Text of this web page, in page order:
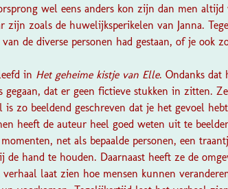
wel eens anders kon zijn dan men altijd
zijn zoals de huwelijksperikelen van Janna.
de diverse personen had gestaan, of je ook
in Het geheime kistje van Elle. Ondanks dat
dat er geen fictieve stukken in zitten.
zo beeldend geschreven dat je het gevoel
heeft de auteur heel goed weten uit te
net als bepaalde personen, een
de hand te houden. Daarnaast heeft ze de
laat zien hoe mensen kunnen